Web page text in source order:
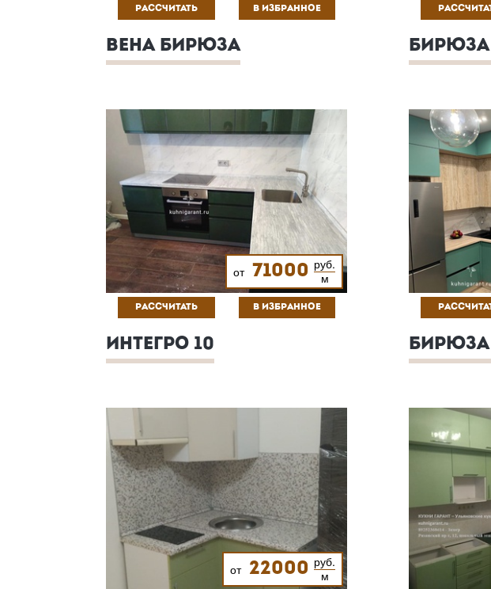
РАССЧИТАТЬ В ИЗБРАННОЕ
ВЕНА БИРЮЗА БИРЮЗА
от 71000 руб.
м
РАССЧИТАТЬ В ИЗБРАННОЕ
ИНТЕГРО 10 БИРЮЗА
от 22000 руб.
м